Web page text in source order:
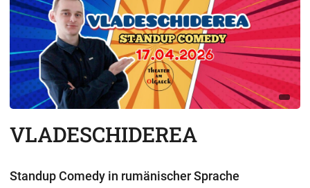
VLADESCHIDEREA
Standup Comedy in rumänischer Sprache